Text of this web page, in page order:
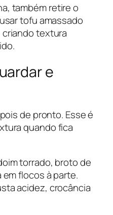
também retire o
tofu amassado
textura
e
de pronto. Esse é
quando fica
torrado, broto de
flocos à parte.
acidez, crocância